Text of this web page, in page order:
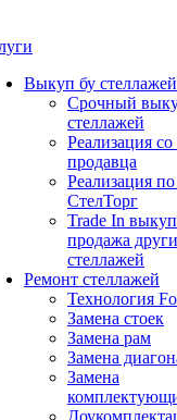
Выкуп бу стеллажей
Срочный
стеллажей
Реализация со
продавца
Реализация
СтелТорг
Trade In
продажа
стеллажей
Ремонт стеллажей
Технология
Замена стоек
Замена рам
Замена
Замена